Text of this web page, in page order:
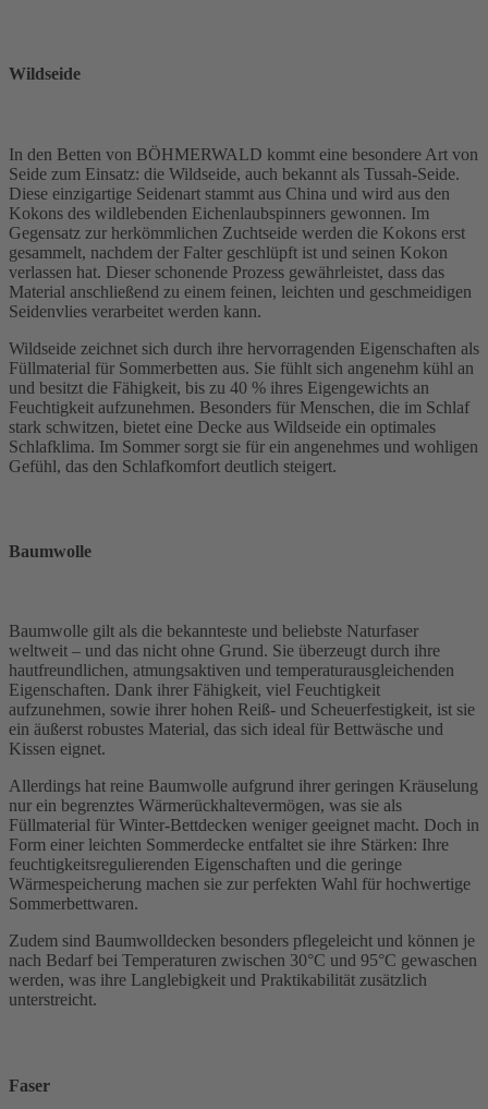
Wildseide
In den Betten von BÖHMERWALD kommt eine besondere Art von
Seide zum Einsatz: die Wildseide, auch bekannt als Tussah-Seide.
Diese einzigartige Seidenart stammt aus China und wird aus den
Kokons des wildlebenden Eichenlaubspinners gewonnen. Im
Gegensatz zur herkömmlichen Zuchtseide werden die Kokons erst
gesammelt, nachdem der Falter geschlüpft ist und seinen Kokon
verlassen hat. Dieser schonende Prozess gewährleistet, dass das
Material anschließend zu einem feinen, leichten und geschmeidigen
Seidenvlies verarbeitet werden kann.
Wildseide zeichnet sich durch ihre hervorragenden Eigenschaften als
Füllmaterial für Sommerbetten aus. Sie fühlt sich angenehm kühl an
und besitzt die Fähigkeit, bis zu 40 % ihres Eigengewichts an
Feuchtigkeit aufzunehmen. Besonders für Menschen, die im Schlaf
stark schwitzen, bietet eine Decke aus Wildseide ein optimales
Schlafklima. Im Sommer sorgt sie für ein angenehmes und wohligen
Gefühl, das den Schlafkomfort deutlich steigert.
Baumwolle
Baumwolle gilt als die bekannteste und beliebste Naturfaser
weltweit – und das nicht ohne Grund. Sie überzeugt durch ihre
hautfreundlichen, atmungsaktiven und temperaturausgleichenden
Eigenschaften. Dank ihrer Fähigkeit, viel Feuchtigkeit
aufzunehmen, sowie ihrer hohen Reiß- und Scheuerfestigkeit, ist sie
ein äußerst robustes Material, das sich ideal für Bettwäsche und
Kissen eignet.
Allerdings hat reine Baumwolle aufgrund ihrer geringen Kräuselung
nur ein begrenztes Wärmerückhaltevermögen, was sie als
Füllmaterial für Winter-Bettdecken weniger geeignet macht. Doch in
Form einer leichten Sommerdecke entfaltet sie ihre Stärken: Ihre
feuchtigkeitsregulierenden Eigenschaften und die geringe
Wärmespeicherung machen sie zur perfekten Wahl für hochwertige
Sommerbettwaren.
Zudem sind Baumwolldecken besonders pflegeleicht und können je
nach Bedarf bei Temperaturen zwischen 30°C und 95°C gewaschen
werden, was ihre Langlebigkeit und Praktikabilität zusätzlich
unterstreicht.
Faser